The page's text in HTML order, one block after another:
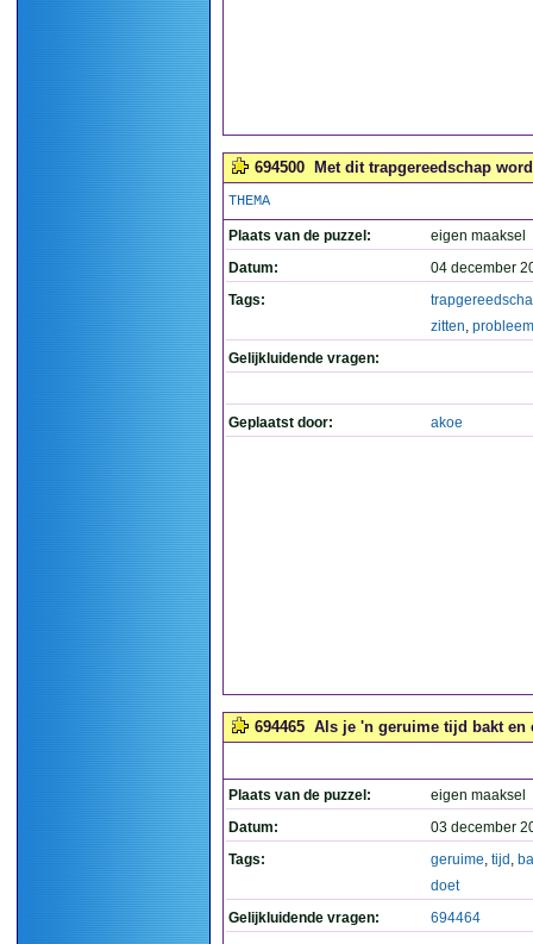
694500 Met dit trapgereedschap
THEMA
Plaats van de puzzel:
eigen maaksel
Datum:
04 december
Tags:
zitten, probleem
Gelijkluidende vragen:
Geplaatst door: akoe
694465 Als je 'n geruime tijd bakt en
Plaats van de puzzel:
eigen maaksel
Datum:
03 december
Tags:
geruime, tijd ,
doet
Gelijkluidende vragen:
694464